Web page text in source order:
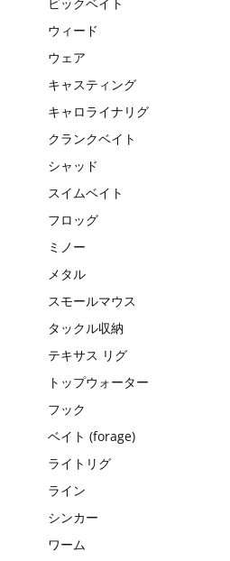
ウィード
ウェア
キャスティング
キャロライナリグ
クランクベイト
シャッド
スイムベイト
フロッグ
ミノー
メタル
スモールマウス
タックル収納
テキサス リグ
トップウォーター
フック
ベイト (forage)
ライトリグ
ライン
シンカー
ワーム